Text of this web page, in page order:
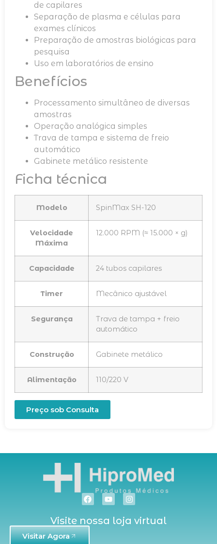
de capilares
Separação de plasma e células para
exames clínicos
Preparação de amostras biológicas para
pesquisa
Uso em laboratórios de ensino
Benefícios
Processamento simultâneo de diversas
amostras
Operação analógica simples
Trava de tampa e sistema de freio
automático
Gabinete metálico resistente
Ficha técnica
Modelo SpinMax SH-120
Velocidade
Máxima
12.000 RPM (≈ 15.000 × g)
Capacidade 24 tubos capilares
Timer Mecânico ajustável
Segurança
Trava de tampa + freio
automático
Construção Gabinete metálico
Alimentação 110/220 V
Preço sob Consulta
Visite nossa loja virtual
Visitar Agora